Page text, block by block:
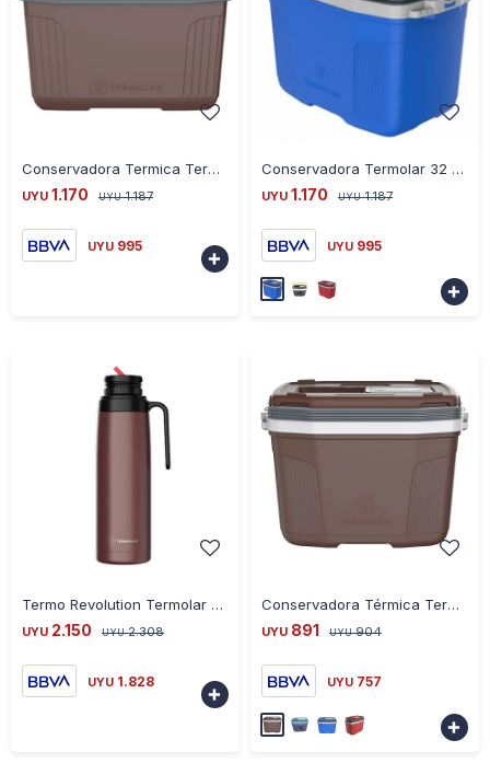
Conservadora Termica Termolar 32L - MARRON
UYU 1.170 UYU 1.187
UYU 995

Conservadora Termolar 32 Litros - AZUL
UYU 1.170 UYU 1.187
UYU 995

Termo Revolution Termolar Bronce de Acero 1 Litro - BRONCE
UYU 2.150 UYU 2.308
UYU 1.828

Conservadora Térmica Termolar 20 Litros - MARRON
UYU 891 UYU 904
UYU 757
